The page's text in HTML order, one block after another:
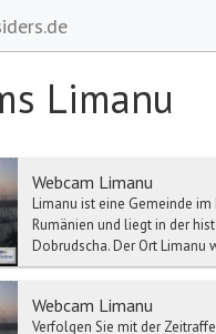
Limanu
Webcam Limanu
Limanu ist eine Gemeinde
Rumänien und liegt in der
Dobrudscha. Der Ort Limanu
türkisch-tat...
Webcam Limanu
Verfolgen Sie mit der